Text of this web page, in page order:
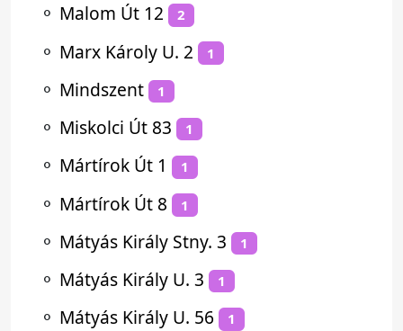
⚬ Malom Út 12 2
⚬ Marx Károly U. 2 1
⚬ Mindszent 1
⚬ Miskolci Út 83 1
⚬ Mártírok Út 1 1
⚬ Mártírok Út 8 1
⚬ Mátyás Király Stny. 3 1
⚬ Mátyás Király U. 3 1
⚬ Mátyás Király U. 56 1